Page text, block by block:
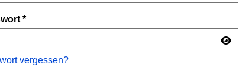
*
vergessen?